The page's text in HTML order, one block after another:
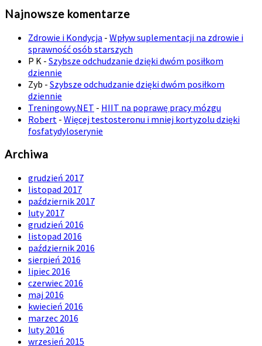
Najnowsze komentarze
Zdrowie i Kondycja - Wpływ suplementacji na zdrowie i
sprawność osób starszych
P K - Szybsze odchudzanie dzięki dwóm posiłkom
dziennie
Zyb - Szybsze odchudzanie dzięki dwóm posiłkom
dziennie
Treningowy.NET - HIIT na poprawę pracy mózgu
Robert - Więcej testosteronu i mniej kortyzolu dzięki
fosfatydyloserynie
Archiwa
grudzień 2017
listopad 2017
październik 2017
luty 2017
grudzień 2016
listopad 2016
październik 2016
sierpień 2016
lipiec 2016
czerwiec 2016
maj 2016
kwiecień 2016
marzec 2016
luty 2016
wrzesień 2015